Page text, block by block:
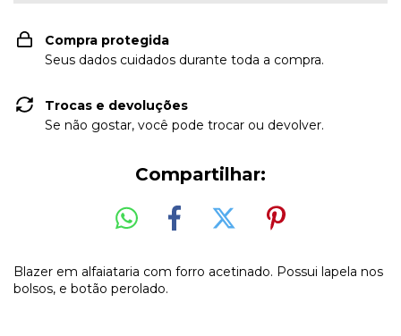
Compra protegida
Seus dados cuidados durante toda a compra.
Trocas e devoluções
Se não gostar, você pode trocar ou devolver.
Compartilhar:
Blazer em alfaiataria com forro acetinado. Possui lapela nos
bolsos, e botão perolado.